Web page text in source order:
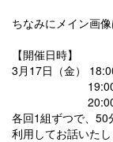
ちなみにメイン画
【開催日時】
3月17日（金）
各回1組ずつで、50
利用してお話いたし